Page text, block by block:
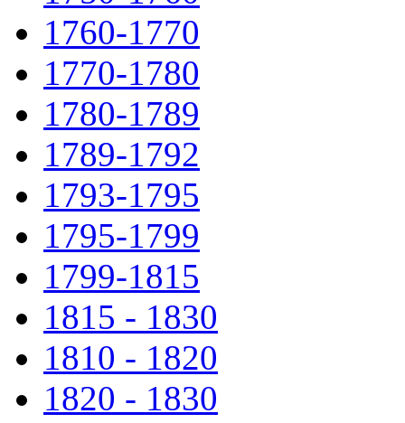
1760-1770
1770-1780
1780-1789
1789-1792
1793-1795
1795-1799
1799-1815
1815 - 1830
1810 - 1820
1820 - 1830